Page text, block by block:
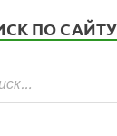
ПО САЙТУ